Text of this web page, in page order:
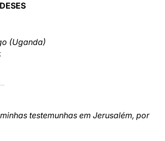
(Uganda)
testemunhas em Jerusalém, por